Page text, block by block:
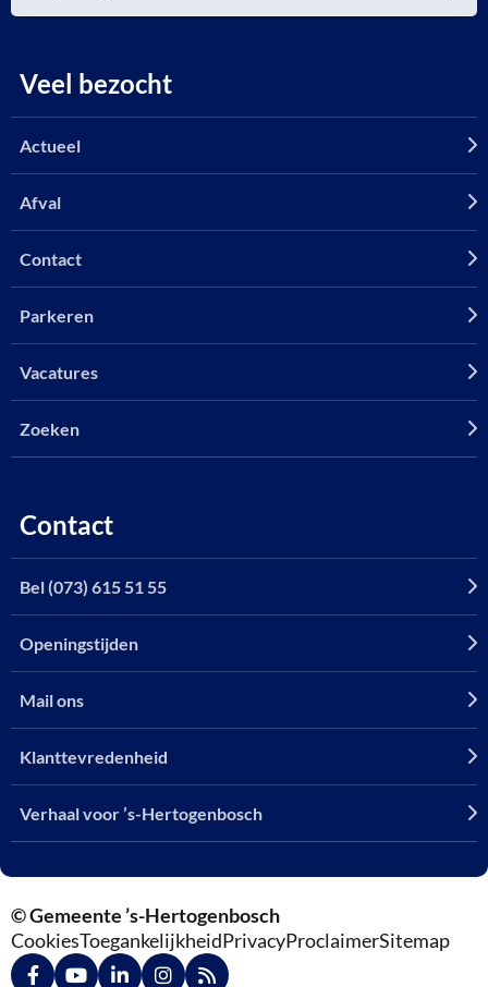
Veel bezocht
Actueel
Afval
Contact
Parkeren
Vacatures
Zoeken
Contact
Bel (073) 615 51 55
Openingstijden
Mail ons
Klanttevredenheid
Verhaal voor ’s-Hertogenbosch
© Gemeente ’s-Hertogenbosch
CookiesToegankelijkheidPrivacyProclaimerSitemap